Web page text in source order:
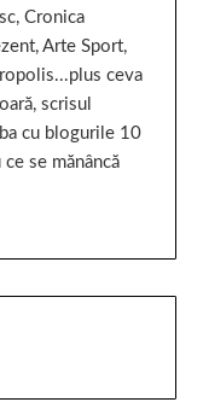
Cronica
Arte Sport,
ceva
scrisul
cu blogurile 10
se mănâncă